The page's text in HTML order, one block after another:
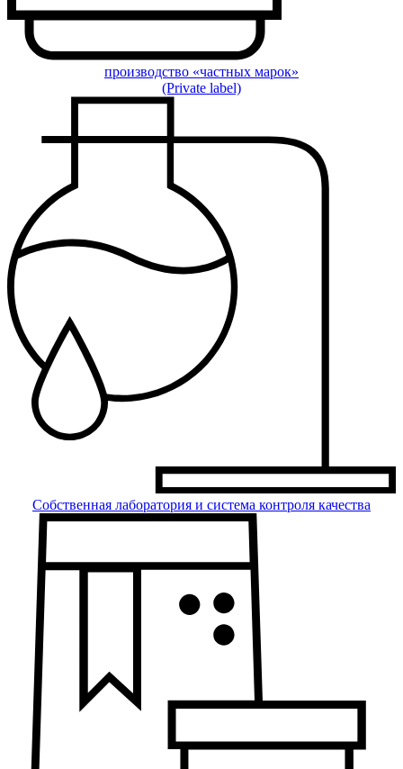
производство «частных марок»
(Private label)
Собственная лаборатория и система контроля качества